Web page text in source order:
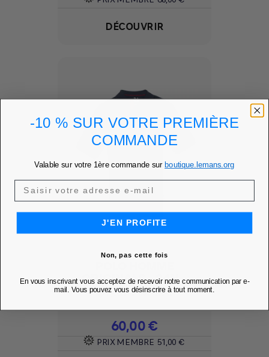
DÉCOUVRIR
ORIGINALS - 24H...
favoriteAjouter à mes favoris
Prix
60,00 €
PRIX MEMBRE 51,00 €
-10 % SUR VOTRE PREMIÈRE
COMMANDE
Valable sur votre 1ère commande sur boutique.lemans.org
J'EN PROFITE
Non, pas cette fois
En vous inscrivant vous acceptez de recevoir notre communication par e-
mail. Vous pouvez vous désinscrire à tout moment.